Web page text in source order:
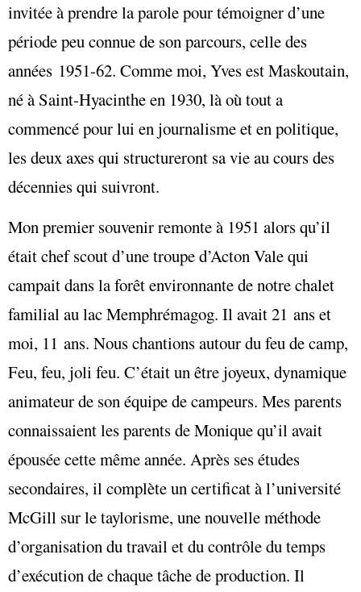
invitée à prendre la parole pour témoigner d’une
période peu connue de son parcours, celle des
années 1951-62. Comme moi, Yves est Maskoutain,
né à Saint-Hyacinthe en 1930, là où tout a
commencé pour lui en journalisme et en politique,
les deux axes qui structureront sa vie au cours des
décennies qui suivront.
Mon premier souvenir remonte à 1951 alors qu’il
était chef scout d’une troupe d’Acton Vale qui
campait dans la forêt environnante de notre chalet
familial au lac Memphrémagog. Il avait 21 ans et
moi, 11 ans. Nous chantions autour du feu de camp,
Feu, feu, joli feu. C’était un être joyeux, dynamique
animateur de son équipe de campeurs. Mes parents
connaissaient les parents de Monique qu’il avait
épousée cette même année. Après ses études
secondaires, il complète un certificat à l’université
McGill sur le taylorisme, une nouvelle méthode
d’organisation du travail et du contrôle du temps
d’exécution de chaque tâche de production. Il